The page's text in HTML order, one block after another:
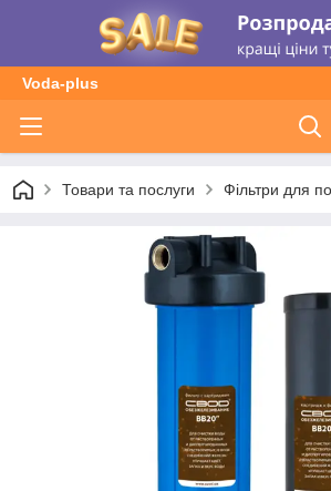
Voda-plus
Товари та послуги Фільтри для